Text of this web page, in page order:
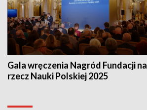
Gala wręczenia Nagród Fundacji na
rzecz Nauki Polskiej 2025